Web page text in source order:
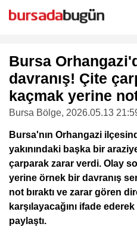
Bursa
davranış! Çite
kaçmak yerine not
Bursa Bölge, 2026.05.13
Bursa'nın Orhangazi
yakınındaki başka bir
çarparak zarar verdi. Olay
yerine örnek bir davranış
not bıraktı ve zarar gören
karşılayacağını ifade
paylaştı.